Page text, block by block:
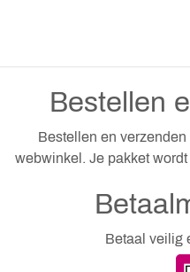
Bestellen
Bestellen en
webwinkel. Je pakket
Betaal veilig